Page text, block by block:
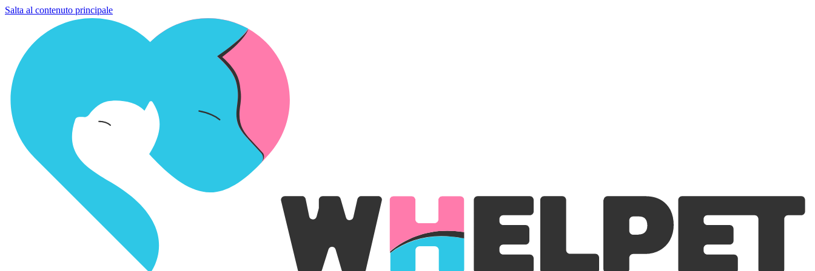
Salta al contenuto principale